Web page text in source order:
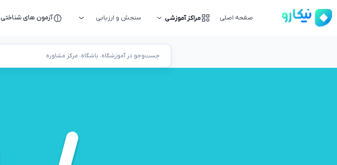
صفحه اصلی مراکز آموزشی سنجش و ارزیابی آزمون های شناختی
جست‌وجو در آموزشگاه، باشگاه، مرکز مشاوره